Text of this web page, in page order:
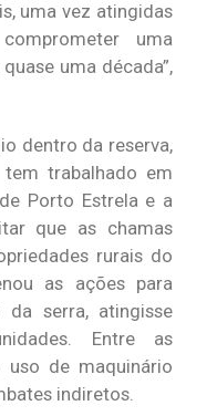
uma vez atingidas
uma
uma década”,
dentro da reserva,
trabalhado em
Porto Estrela e a
que as chamas
rurais do
as ações para
serra, atingisse
Entre as
de maquinário
indiretos.